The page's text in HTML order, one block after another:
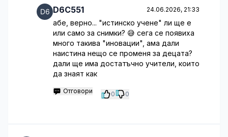
D6C551 24.06.2026, 21:33
абе, верно... "истинско учене" ли ще е
или само за снимки? 😅 сега се появиха
много такива "иновации", ама дали
наистина нещо се променя за децата?
дали ще има достатъчно учители, които
да знаят как
Отговори 0 0